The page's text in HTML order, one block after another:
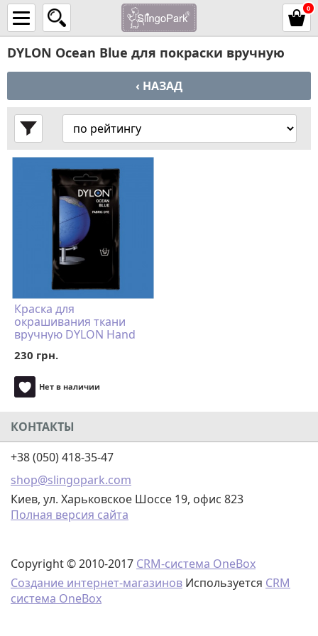
0
DYLON Oсean Blue для покраски вручную
‹ НАЗАД
Краска для
окрашивания ткани
вручную DYLON Hand
230 грн.
Нет в наличии
КОНТАКТЫ
+38 (050) 418-35-47
shop@slingopark.com
Киев, ул. Харьковское Шоссе 19, офис 823
Полная версия сайта
Copyright © 2010-2017 CRM-система OneBox
Создание интернет-магазинов Используется CRM
система OneBox